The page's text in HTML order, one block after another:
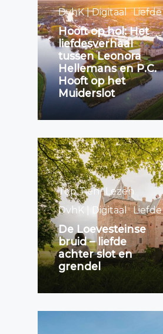
DvhK | Digitaal Liefde
Hooft op hol: Het
liefdesverhaal
tussen Leonora
Hellemans en P.C.
Hooft op het
Muiderslot
Top Tien
Lezen
DvhK | Digitaal Liefde
De Loevesteinse
bruid – liefde
achter slot en
grendel